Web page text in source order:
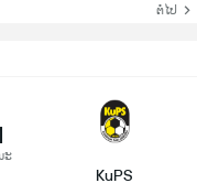
ຕໍ່ໄປ
ະ
KuPS